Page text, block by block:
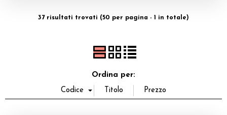
37 risultati trovati (50 per pagina - 1 in totale)
Ordina per: